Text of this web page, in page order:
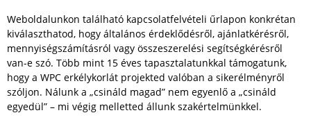
Weboldalunkon található kapcsolatfelvételi űrlapon konkrétan
kiválaszthatod, hogy általános érdeklődésről, ajánlatkérésről,
mennyiségszámításról vagy összeszerelési segítségkérésről
van-e szó. Több mint 15 éves tapasztalatunkkal támogatunk,
hogy a WPC erkélykorlát projekted valóban a sikerélményről
szóljon. Nálunk a „csináld magad” nem egyenlő a „csináld
egyedül” – mi végig melletted állunk szakértelmünkkel.